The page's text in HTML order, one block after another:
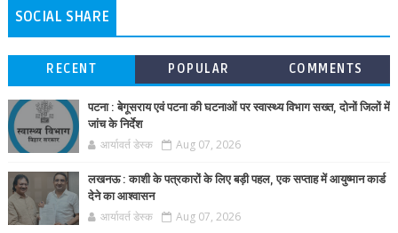
SOCIAL SHARE
RECENT POPULAR COMMENTS
पटना : बेगूसराय एवं पटना की घटनाओं पर स्वास्थ्य विभाग सख्त, दोनों जिलों में
जांच के निर्देश
आर्यावर्त डेस्क Aug 07, 2026
लखनऊ : काशी के पत्रकारों के लिए बड़ी पहल, एक सप्ताह में आयुष्मान कार्ड
देने का आश्वासन
आर्यावर्त डेस्क Aug 07, 2026